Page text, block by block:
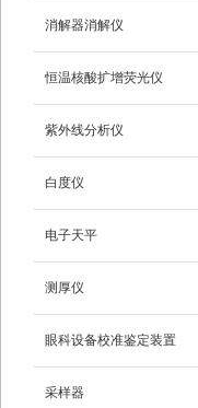
消解器消解仪
恒温核酸扩增荧光仪
紫外线分析仪
白度仪
电子天平
测厚仪
眼科设备校准鉴定装置
采样器